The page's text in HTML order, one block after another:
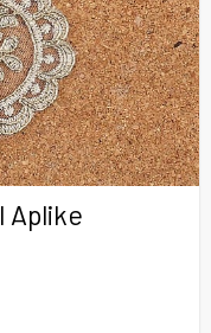
Aplike